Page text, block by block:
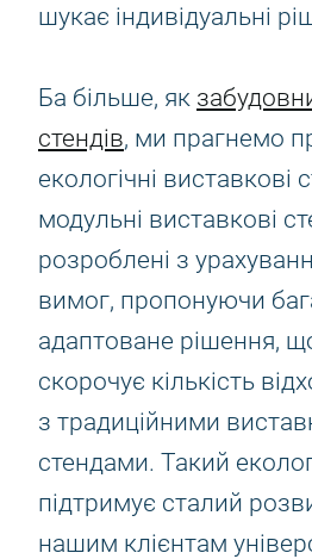
шукає індивідуальні
Ба більше, як
стендів, ми прагнемо
екологічні виставкові
модульні виставкові
розроблені з
вимог, пропонуючи
адаптоване рішення,
скорочує кількість
з традиційними
стендами. Такий
підтримує сталий
нашим клієнтам